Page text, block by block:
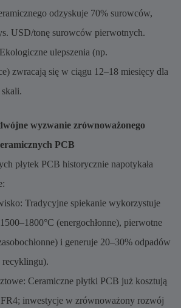
odzyskuje 70% surowców,
USD/tonę surowców pierwotnych.
ulepszenia (np.
zwracają się w ciągu 12–18 miesięcy dla
wyzwanie zrównoważonego
PCB
płytek PCB historycznie napotykała
Tradycyjne spiekanie wykorzystuje
(energochłonne), pierwotne
i generuje 20–30% odpadów
recyklingu).
Ceramiczne płytki PCB już kosztują
inwestycje w zrównoważony rozwój